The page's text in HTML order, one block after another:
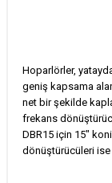
Hoparlörler,
geniş kapsama
net bir şekilde
frekans
DBR15 için 15"
dönüştürücüleri ise